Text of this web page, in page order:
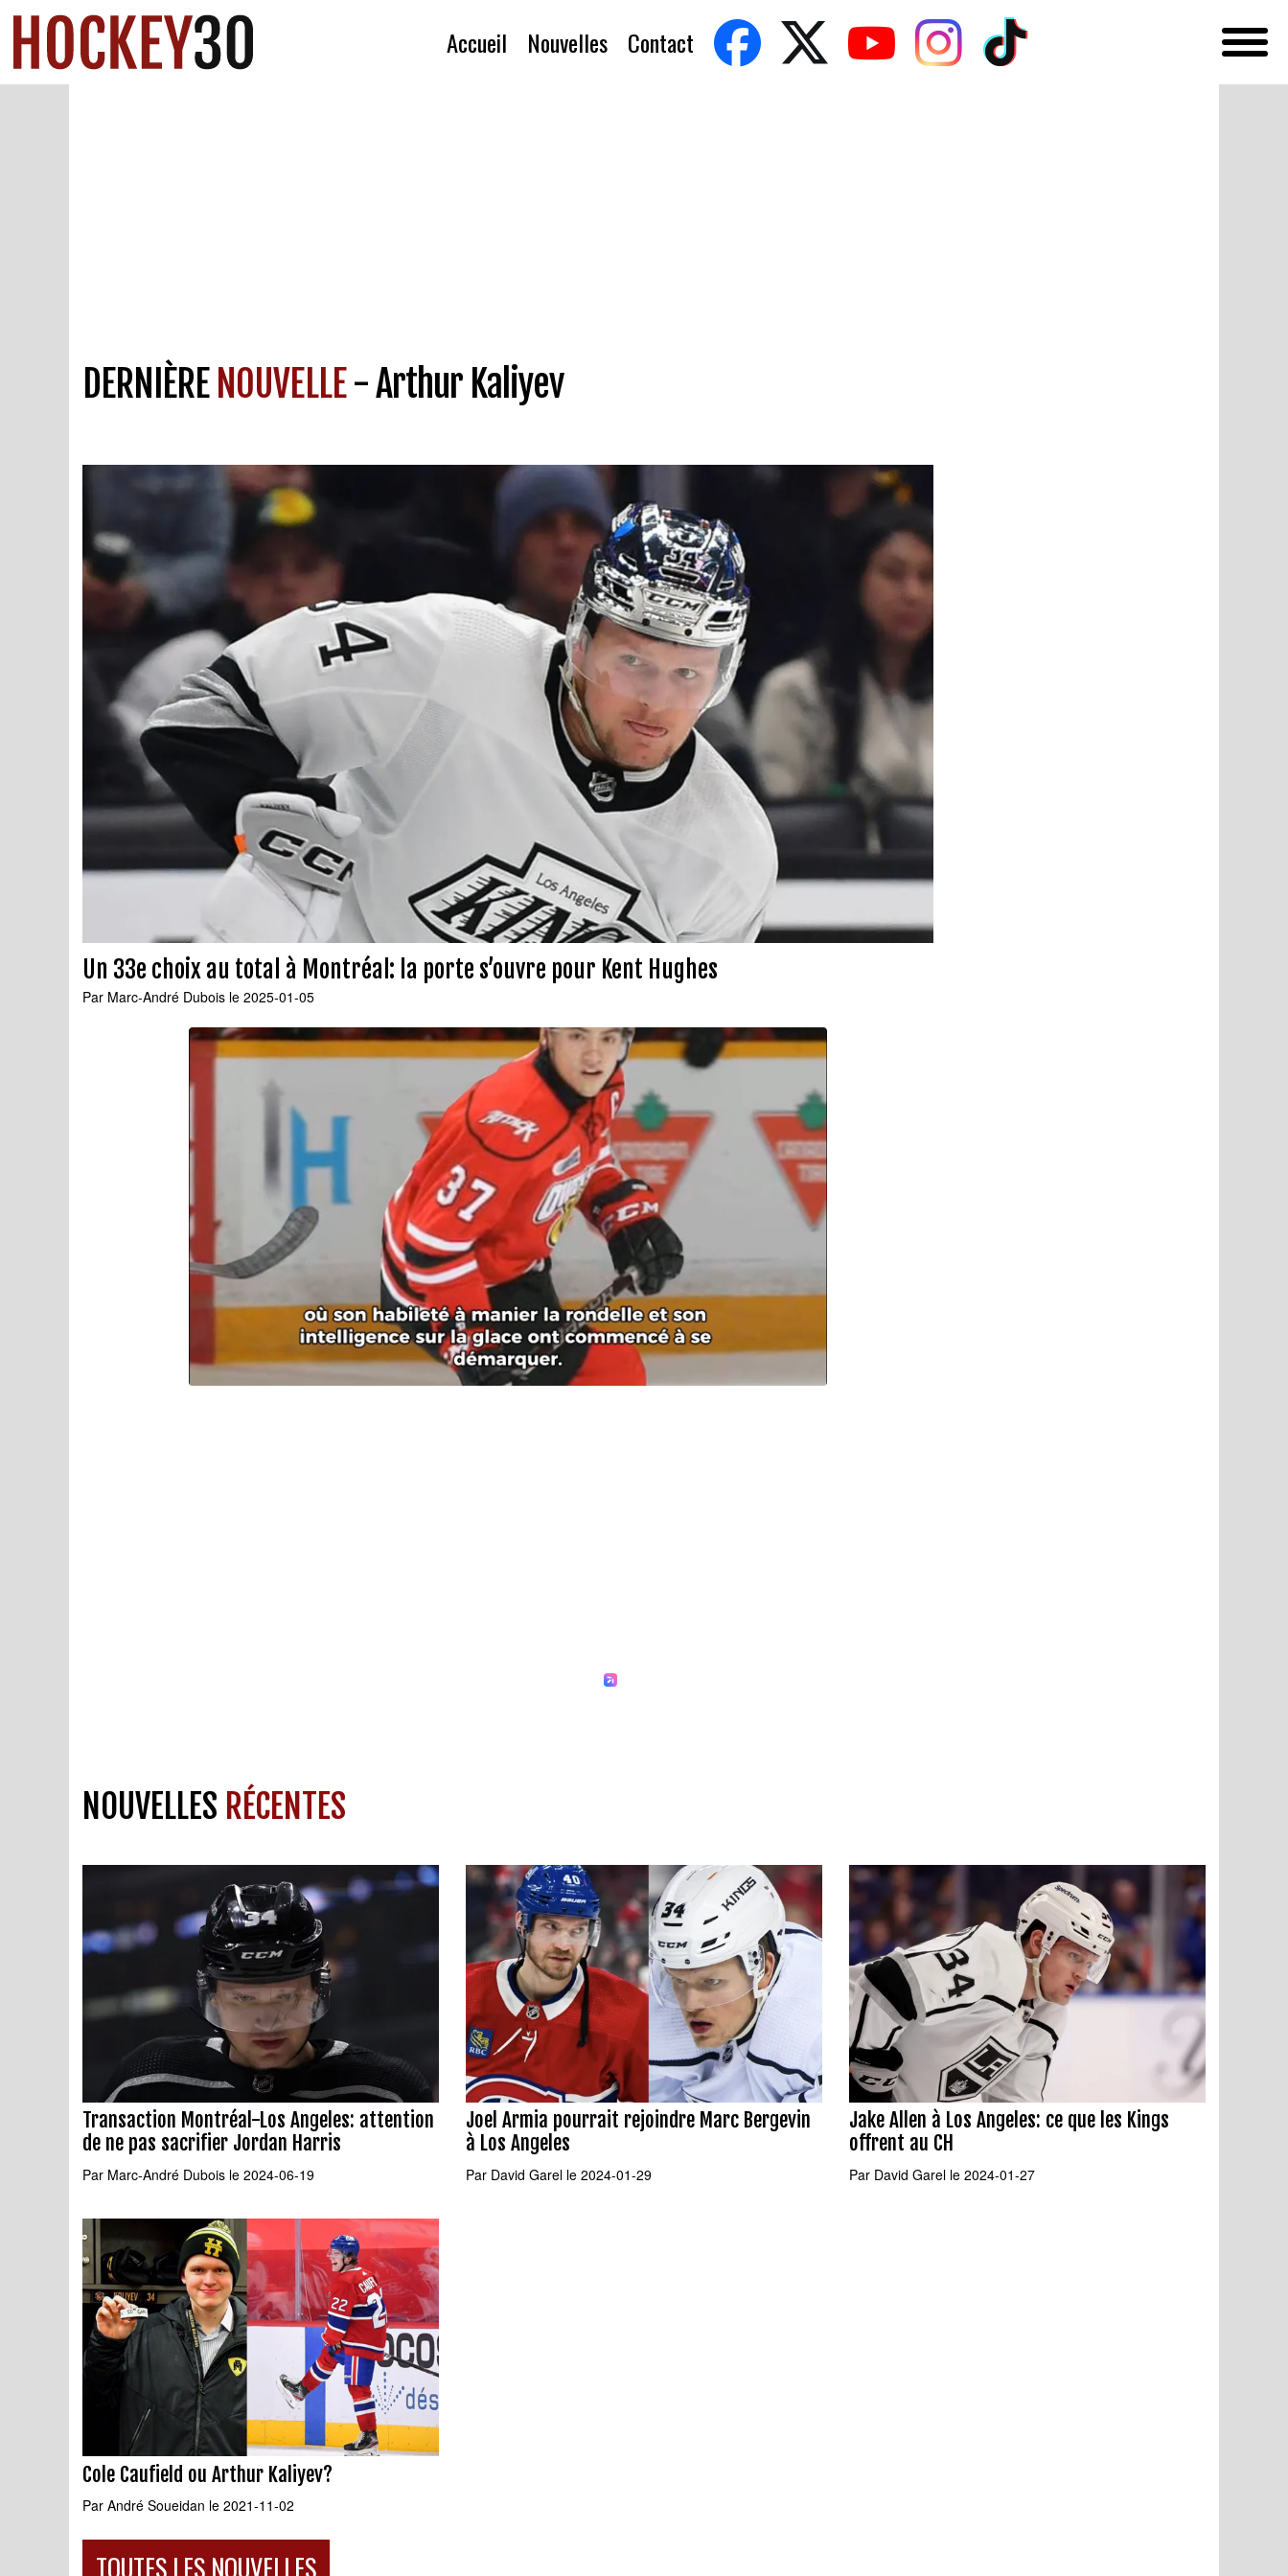
Accueil Nouvelles Contact
DERNIÈRENOUVELLE- Arthur Kaliyev
Un 33e choix au total à Montréal: la porte s’ouvre pour Kent Hughes
Par Marc-André Dubois le 2025-01-05
NOUVELLES RÉCENTES
Transaction Montréal-Los Angeles: attention
de ne pas sacrifier Jordan Harris
Par Marc-André Dubois le 2024-06-19
Joel Armia pourrait rejoindre Marc Bergevin
à Los Angeles
Par David Garel le 2024-01-29
Jake Allen à Los Angeles: ce que les Kings
offrent au CH
Par David Garel le 2024-01-27
Cole Caufield ou Arthur Kaliyev?
Par André Soueidan le 2021-11-02
TOUTES LES NOUVELLES